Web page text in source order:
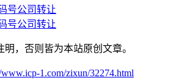
号公司转让
号公司转让
，否则皆为本站原创文章。
www.icp-1.com/zixun/32274.html